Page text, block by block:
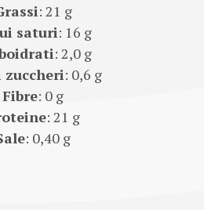
: 21 g
saturi: 16 g
: 2,0 g
zuccheri: 0,6 g
Fibre: 0 g
: 21 g
: 0,40 g